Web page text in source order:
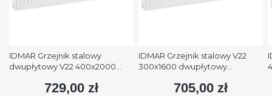
IDMAR Grzejnik stalowy
dwupłytowy V22 400x2000
2508W (90/70/20°C) biały
Cena
729,00 zł
IDMAR Grzejnik stalowy V22
300x1600 dwupłytowy
(90/70/20°C) biały RAL9016
Cena
705,00 zł